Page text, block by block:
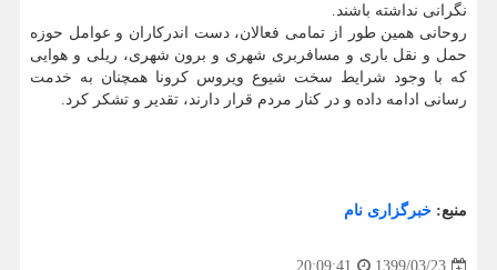
نگرانی نداشته باشند.
روحانی همین طور از تمامی فعالان، دست اندرکاران و عوامل حوزه
حمل و نقل باری و مسافربری شهری و برون شهری، ریلی و هوایی
که با وجود شرایط سخت شیوع ویروس کرونا همچنان به خدمت
رسانی ادامه داده و در کنار مردم قرار دارند، تقدیر و تشکر کرد.
منبع: خبرگزاری نام
1399/03/23
20:09:41